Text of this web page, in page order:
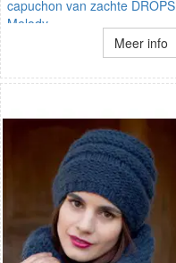
capuchon van zachte DROPS
Melody
Meer info